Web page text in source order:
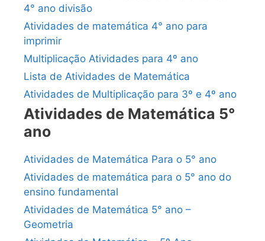
4° ano divisão
Atividades de matemática 4° ano para
imprimir
Multiplicação Atividades para 4º ano
Lista de Atividades de Matemática
Atividades de Multiplicação para 3º e 4º ano
Atividades de Matemática 5°
ano
Atividades de Matemática Para o 5° ano
Atividades de matemática para o 5° ano do
ensino fundamental
Atividades de Matemática 5° ano –
Geometria